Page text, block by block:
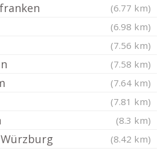
(6.77 km)
(6.98 km)
(7.56 km)
(7.58 km)
(7.64 km)
(7.81 km)
(8.3 km)
(8.42 km)